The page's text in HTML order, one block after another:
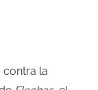
la